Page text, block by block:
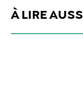
À LIRE AUSSI